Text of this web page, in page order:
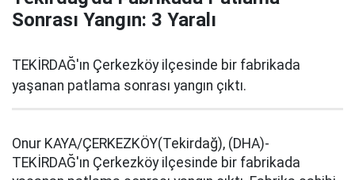
Sonrası Yangın: 3 Yaralı
TEKİRDAĞ'ın Çerkezköy ilçesinde bir fabrikada
yaşanan patlama sonrası yangın çıktı.
Onur KAYA/ÇERKEZKÖY(Tekirdağ), (DHA)-
TEKİRDAĞ'ın Çerkezköy ilçesinde bir fabrikada